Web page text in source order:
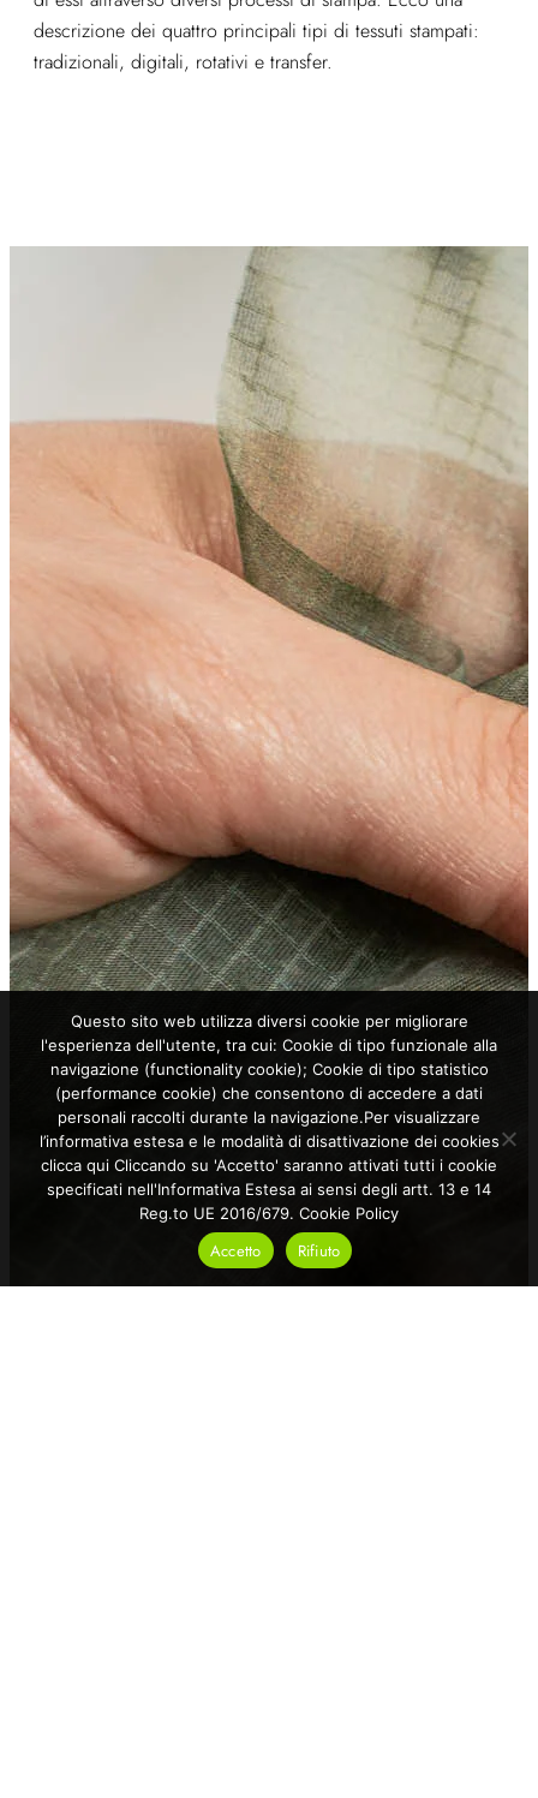
descrizione dei quattro principali tipi di tessuti stampati:
tradizionali, digitali, rotativi e transfer.
Questo sito web utilizza diversi cookie per migliorare
l'esperienza dell'utente, tra cui: Cookie di tipo funzionale alla
navigazione (functionality cookie); Cookie di tipo statistico
(performance cookie) che consentono di accedere a dati
personali raccolti durante la navigazione.Per visualizzare
l’informativa estesa e le modalità di disattivazione dei cookies
clicca qui Cliccando su 'Accetto' saranno attivati tutti i cookie
specificati nell'Informativa Estesa ai sensi degli artt. 13 e 14
Reg.to UE 2016/679. Cookie Policy
Accetto Rifiuto